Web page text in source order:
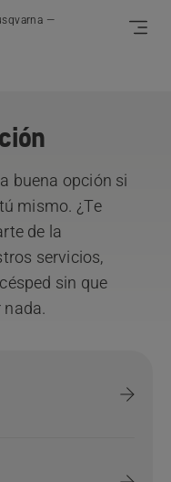
—
buena opción si
mismo. ¿Te
de la
servicios,
sin que
nada.